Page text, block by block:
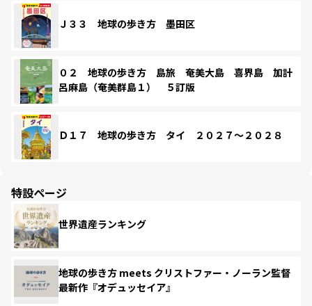
Ｊ３３ 地球の歩き方 墨田区
０２ 地球の歩き方 島旅 奄美大島 喜界島 加計
呂麻島（奄美群島１） ５訂版
Ｄ１７ 地球の歩き方 タイ ２０２７～２０２８
特設ページ
世界遺産ランキング
地球の歩き方 meets クリストファー・ノーラン監督
最新作『オデュッセイア』